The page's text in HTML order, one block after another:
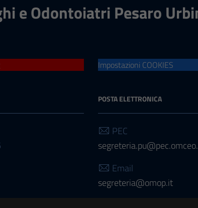
e Odontoiatri Pesaro
Impostazioni COOKIES
POSTA ELETTRONICA
PEC
Email
segreteria@omop.it